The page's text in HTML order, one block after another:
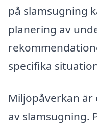
på slamsugning
planering av
specifika
Miljöpåverkan är
av slamsugning.